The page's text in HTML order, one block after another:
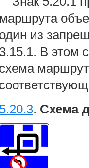
маршрута
один из
3.15.1. В этом
схема
5.20.3. Схема